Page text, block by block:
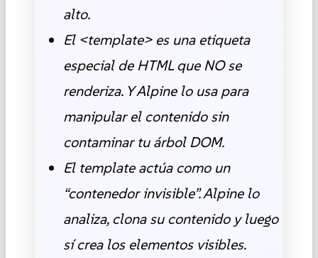
alto.
El <template> es una etiqueta
especial de HTML que NO se
renderiza. Y Alpine lo usa para
manipular el contenido sin
contaminar tu árbol DOM.
El template actúa como un
“contenedor invisible”. Alpine lo
analiza, clona su contenido y luego
sí crea los elementos visibles.